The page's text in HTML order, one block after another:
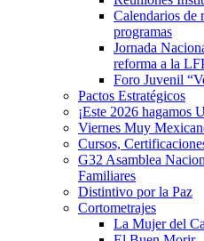
Calendarios de
programas
Jornada
reforma a la
Foro Juvenil
Pactos Estratégicos
¡Este 2026 hagamos
Viernes Muy
Cursos,
G32 Asamblea
Familiares
Distintivo por la Paz
Cortometrajes
La Mujer del